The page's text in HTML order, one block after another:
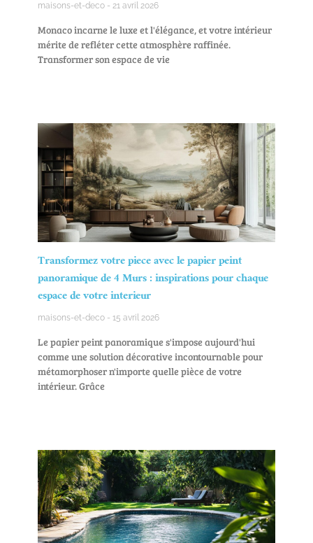
maisons-et-deco 21 avril 2026
Monaco incarne le luxe et l'élégance, et votre intérieur
mérite de refléter cette atmosphère raffinée.
Transformer son espace de vie
Transformez votre piece avec le papier peint
panoramique de 4 Murs : inspirations pour chaque
espace de votre interieur
maisons-et-deco 15 avril 2026
Le papier peint panoramique s'impose aujourd'hui
comme une solution décorative incontournable pour
métamorphoser n'importe quelle pièce de votre
intérieur. Grâce